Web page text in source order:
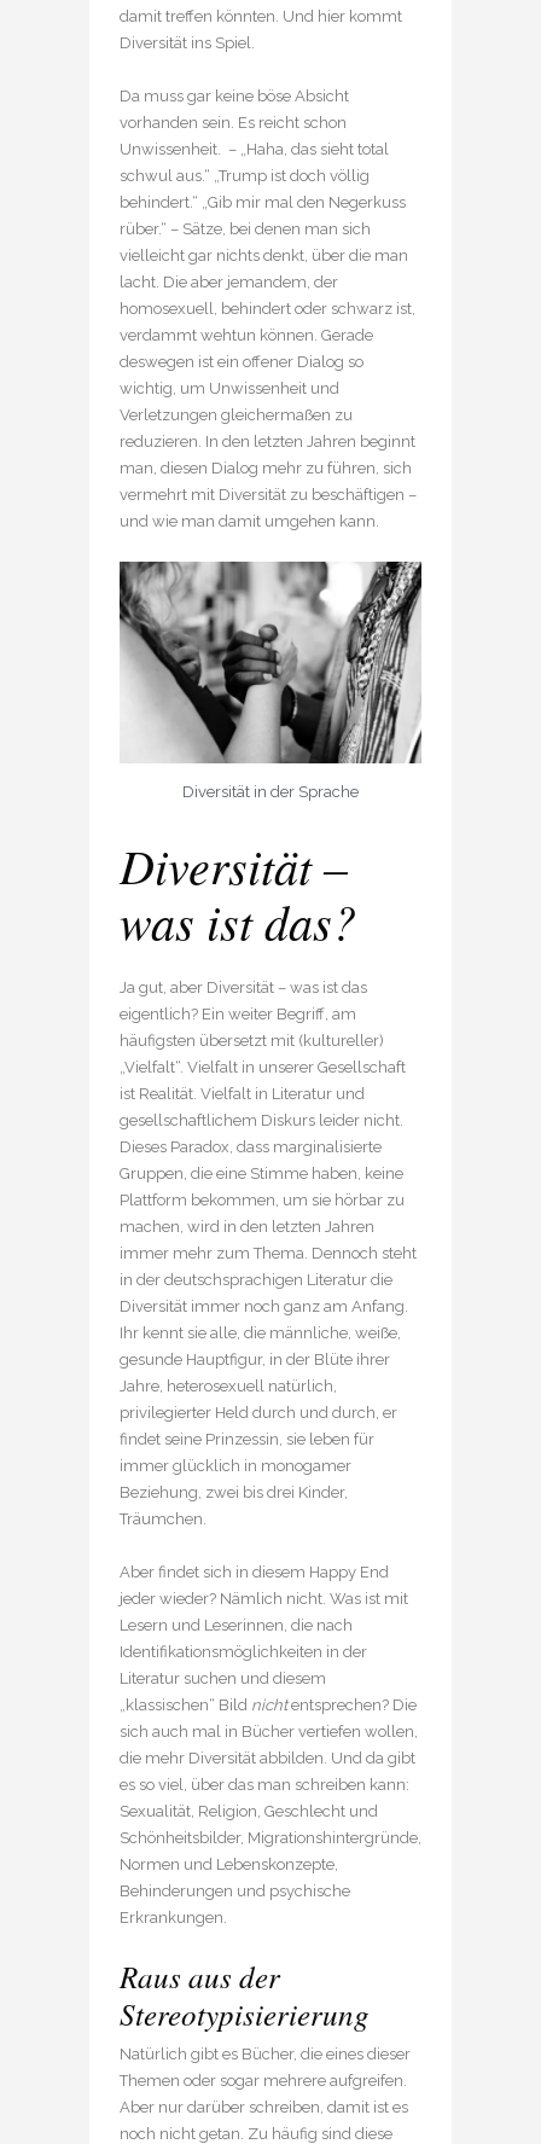
damit treffen könnten. Und hier kommt
Diversität ins Spiel.
Da muss gar keine böse Absicht
vorhanden sein. Es reicht schon
Unwissenheit. – „Haha, das sieht total
schwul aus.“ „Trump ist doch völlig
behindert.“ „Gib mir mal den Negerkuss
rüber.“ – Sätze, bei denen man sich
vielleicht gar nichts denkt, über die man
lacht. Die aber jemandem, der
homosexuell, behindert oder schwarz ist,
verdammt wehtun können. Gerade
deswegen ist ein offener Dialog so
wichtig, um Unwissenheit und
Verletzungen gleichermaßen zu
reduzieren. In den letzten Jahren beginnt
man, diesen Dialog mehr zu führen, sich
vermehrt mit Diversität zu beschäftigen –
und wie man damit umgehen kann.
Diversität in der Sprache
Diversität –
was ist das?
Ja gut, aber Diversität – was ist das
eigentlich? Ein weiter Begriff, am
häufigsten übersetzt mit (kultureller)
„Vielfalt“. Vielfalt in unserer Gesellschaft
ist Realität. Vielfalt in Literatur und
gesellschaftlichem Diskurs leider nicht.
Dieses Paradox, dass marginalisierte
Gruppen, die eine Stimme haben, keine
Plattform bekommen, um sie hörbar zu
machen, wird in den letzten Jahren
immer mehr zum Thema. Dennoch steht
in der deutschsprachigen Literatur die
Diversität immer noch ganz am Anfang.
Ihr kennt sie alle, die männliche, weiße,
gesunde Hauptfigur, in der Blüte ihrer
Jahre, heterosexuell natürlich,
privilegierter Held durch und durch, er
findet seine Prinzessin, sie leben für
immer glücklich in monogamer
Beziehung, zwei bis drei Kinder,
Träumchen.
Aber findet sich in diesem Happy End
jeder wieder? Nämlich nicht. Was ist mit
Lesern und Leserinnen, die nach
Identifikationsmöglichkeiten in der
Literatur suchen und diesem
„klassischen“ Bild nichtentsprechen? Die
sich auch mal in Bücher vertiefen wollen,
die mehr Diversität abbilden. Und da gibt
es so viel, über das man schreiben kann:
Sexualität, Religion, Geschlecht und
Schönheitsbilder, Migrationshintergründe,
Normen und Lebenskonzepte,
Behinderungen und psychische
Erkrankungen.
Raus aus der
Stereotypisierierung
Natürlich gibt es Bücher, die eines dieser
Themen oder sogar mehrere aufgreifen.
Aber nur darüber schreiben, damit ist es
noch nicht getan. Zu häufig sind diese